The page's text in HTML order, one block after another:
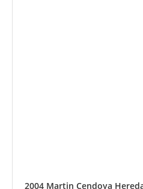
2004 Martin Cendoya